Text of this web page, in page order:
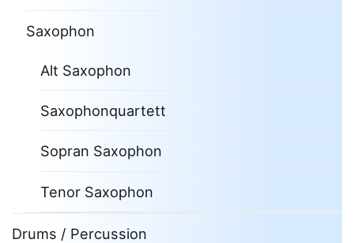
Saxophon
Alt Saxophon
Saxophonquartett
Sopran Saxophon
Tenor Saxophon
Drums / Percussion